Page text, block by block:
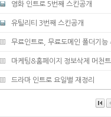
영화 인트로 5번째 스킨공개
유틸리티 3번째 스킨공개
무료인트로, 무료도메인 폴더기능
마케팅&홈페이지 정보삭제 머천
드라마 인트로 요일별 재정리